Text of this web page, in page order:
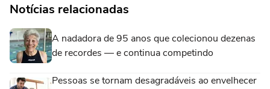
Notícias relacionadas
A nadadora de 95 anos que colecionou dezenas
de recordes — e continua competindo
Pessoas se tornam desagradáveis ao envelhecer